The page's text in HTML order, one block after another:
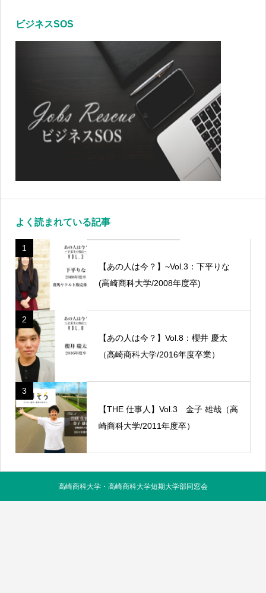
ビジネスSOS
よく読まれている記事
1
【あの人は今？】~Vol.3：下平りな
(高崎商科大学/2008年度卒)
2
【あの人は今？】Vol.8：櫻井 慶太
（高崎商科大学/2016年度卒業）
3
【THE 仕事人】Vol.3 金子 雄哉（高
崎商科大学/2011年度卒）
高崎商科大学・高崎商科大学短期大学部同窓会